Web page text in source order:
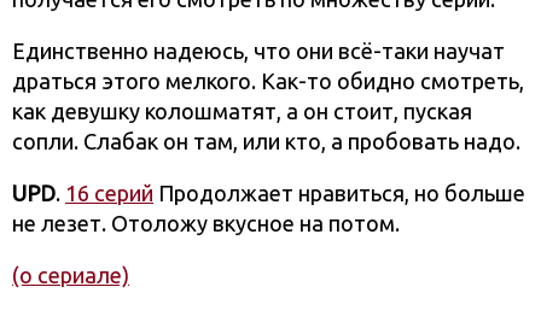
Единственно надеюсь, что они всё-таки научат
драться этого мелкого. Как-то обидно смотреть,
как девушку колошматят, а он стоит, пуская
сопли. Слабак он там, или кто, а пробовать надо.
UPD. 16 серий Продолжает нравиться, но больше
не лезет. Отоложу вкусное на потом.
(о сериале)